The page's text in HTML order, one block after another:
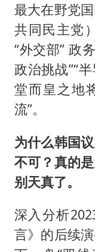
最大在野党
共同民主党
“外交部” 政
政治挑战”“
堂而皇之地
流”。
为什么韩国
不可？真的
别天真了。
深入分析
言》的后续